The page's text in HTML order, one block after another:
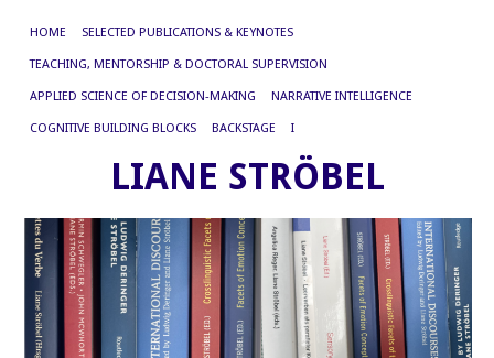
HOME SELECTED PUBLICATIONS & KEYNOTES
TEACHING, MENTORSHIP & DOCTORAL SUPERVISION
APPLIED SCIENCE OF DECISION-MAKING NARRATIVE INTELLIGENCE
COGNITIVE BUILDING BLOCKS BACKSTAGE I
LIANE STRÖBEL